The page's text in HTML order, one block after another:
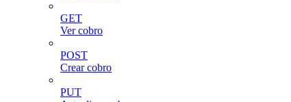
GET
Ver cobro
POST
Crear cobro
PUT